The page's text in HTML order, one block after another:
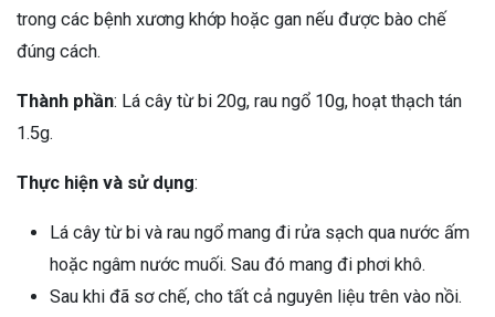
trong các bệnh xương khớp hoặc gan nếu được bào chế
đúng cách.
Thành phần: Lá cây từ bi 20g, rau ngổ 10g, hoạt thạch tán
1.5g.
Thực hiện và sử dụng:
Lá cây từ bi và rau ngổ mang đi rửa sạch qua nước ấm
hoặc ngâm nước muối. Sau đó mang đi phơi khô.
Sau khi đã sơ chế, cho tất cả nguyên liệu trên vào nồi.